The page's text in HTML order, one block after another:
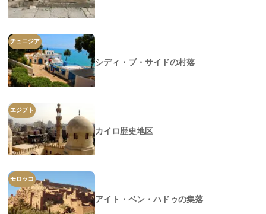
チュニジア
シディ・ブ・サイドの村落
エジプト
カイロ歴史地区
モロッコ
アイト・ベン・ハドゥの集落